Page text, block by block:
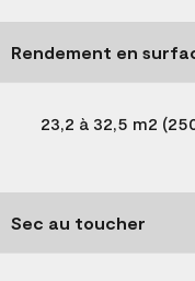
Rendement en
23,2 à 32,5 m2
Sec au toucher